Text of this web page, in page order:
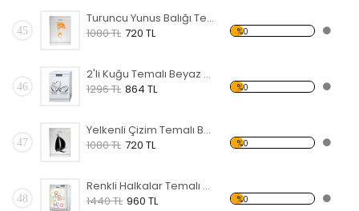
45
Turuncu Yunus Balığı Temalı Beyaz Eşya Sticker
1080 TL 720 TL %0
46
2'li Kuğu Temalı Beyaz Eşya Sticker
1296 TL 864 TL %0
47
Yelkenli Çizim Temalı Beyaz Eşya Sticker
1080 TL 720 TL %0
48
Renkli Halkalar Temalı Beyaz Eşya Sticker
1440 TL 960 TL %0